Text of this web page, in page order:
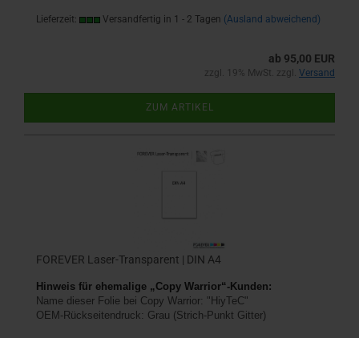
Lieferzeit: Versandfertig in 1 - 2 Tagen (Ausland abweichend)
ab 95,00 EUR
zzgl. 19% MwSt. zzgl. Versand
ZUM ARTIKEL
FOREVER Laser-Transparent | DIN A4
Hinweis für ehemalige „Copy Warrior“-Kunden:
Name dieser Folie bei Copy Warrior: "HiyTeC"
OEM-Rückseitendruck: Grau (Strich-Punkt Gitter)